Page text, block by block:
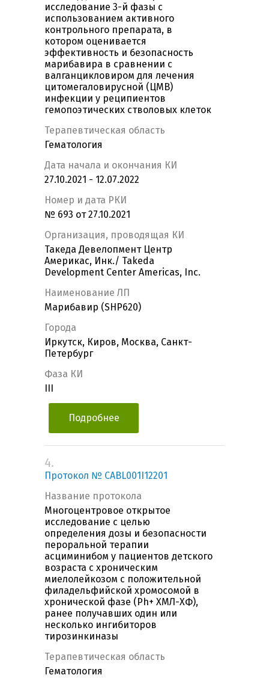
исследование 3-й фазы с
использованием активного
контрольного препарата, в
котором оценивается
эффективность и безопасность
марибавира в сравнении с
валганцикловиром для лечения
цитомегаловирусной (ЦМВ)
инфекции у реципиентов
гемопоэтических стволовых клеток
Терапевтическая область
Гематология
Дата начала и окончания КИ
27.10.2021 - 12.07.2022
Номер и дата РКИ
№ 693 от 27.10.2021
Организация, проводящая КИ
Такеда Девелопмент Центр
Америкас, Инк./ Takeda
Development Center Americas, Inc.
Наименование ЛП
Марибавир (SHP620)
Города
Иркутск, Киров, Москва, Санкт-
Петербург
Фаза КИ
Подробнее
4.
Протокол № CABL001I12201
Название протокола
Многоцентровое открытое
исследование с целью
определения дозы и безопасности
пероральной терапии
асциминибом у пациентов детского
возраста с хроническим
миелолейкозом с положительной
филадельфийской хромосомой в
хронической фазе (Ph+ ХМЛ-ХФ),
ранее получавших один или
несколько ингибиторов
тирозинкиназы
Терапевтическая область
Гематология